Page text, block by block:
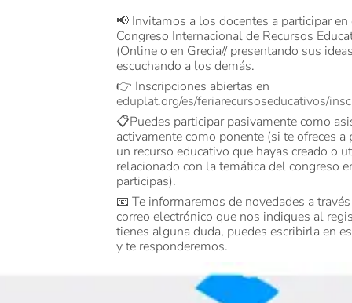
📢 Invitamos a los docentes a participar en
Congreso Internacional de Recursos
(Online o en Grecia// presentando sus
escuchando a los demás.
👉 Inscripciones abiertas en
eduplat.org/es/feriarecursoseducativos/
📋Puedes participar pasivamente como
activamente como ponente (si te ofreces a
un recurso educativo que hayas creado o
relacionado con la temática del congreso
participas).
📧 Te informaremos de novedades a
correo electrónico que nos indiques al
tienes alguna duda, puedes escribirla en
y te responderemos.